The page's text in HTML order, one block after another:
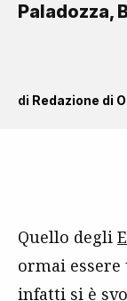
Paladozza,
di Redazione di
Quello degli
ormai
infatti si è